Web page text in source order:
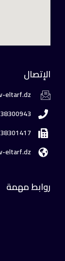
الإتصال
eltarf.dz
eltarf.dz
روابط مهمة